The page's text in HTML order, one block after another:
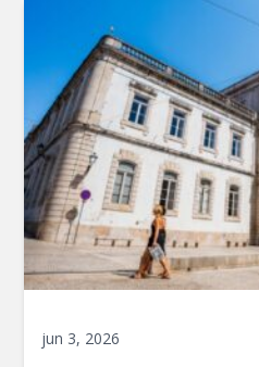
jun 3, 2026